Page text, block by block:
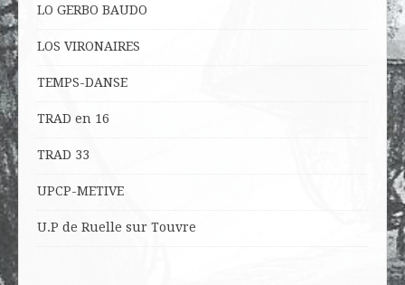
LO GERBO BAUDO
LOS VIRONAIRES
TEMPS-DANSE
TRAD en 16
TRAD 33
UPCP-METIVE
U.P de Ruelle sur Touvre